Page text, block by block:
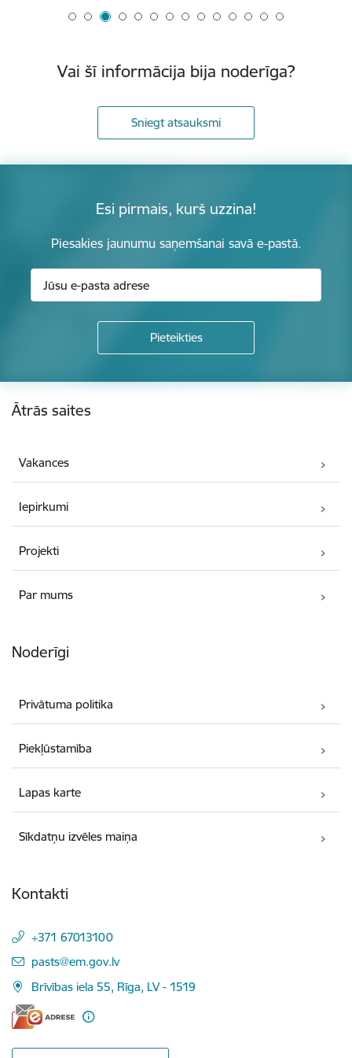
Vai šī informācija bija noderīga?
Sniegt atsauksmi
Esi pirmais, kurš uzzina!
Piesakies jaunumu saņemšanai savā e-pastā.
Ātrās saites
Vakances
Iepirkumi
Projekti
Par mums
Noderīgi
Privātuma politika
Piekļūstamība
Lapas karte
Sīkdatņu izvēles maiņa
Kontakti
+371 67013100
E-pasts:
pasts@em.gov.lv
Brīvības iela 55, Rīga, LV - 1519